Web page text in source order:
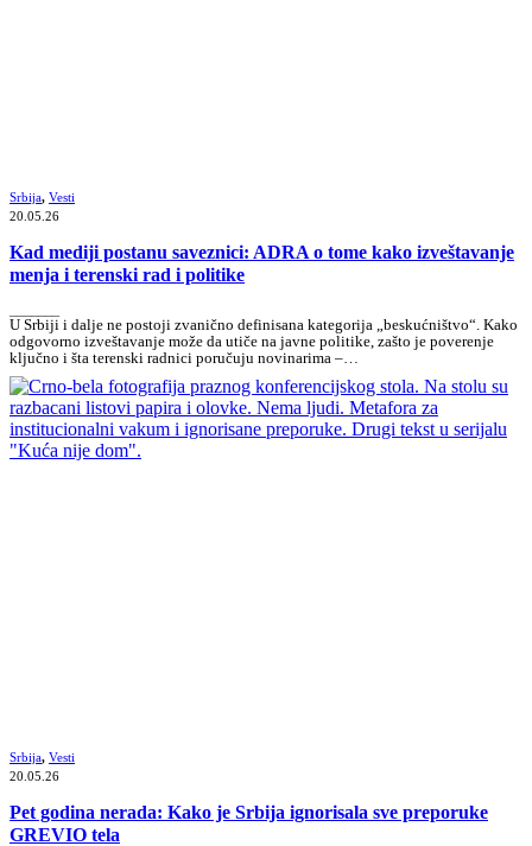
Srbija, Vesti
20.05.26
Kad mediji postanu saveznici: ADRA o tome kako izveštavanje
menja i terenski rad i politike
U Srbiji i dalje ne postoji zvanično definisana kategorija „beskućništvo“. Kako
odgovorno izveštavanje može da utiče na javne politike, zašto je poverenje
ključno i šta terenski radnici poručuju novinarima –…
Srbija, Vesti
20.05.26
Pet godina nerada: Kako je Srbija ignorisala sve preporuke
GREVIO tela